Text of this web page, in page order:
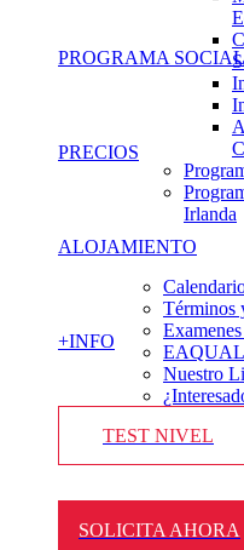
Irlanda
PROGRAMA SOCIAL
PRECIOS
ALOJAMIENTO
+INFO
Términos
Nuestro
TEST NIVEL
SOLICITA AHORA